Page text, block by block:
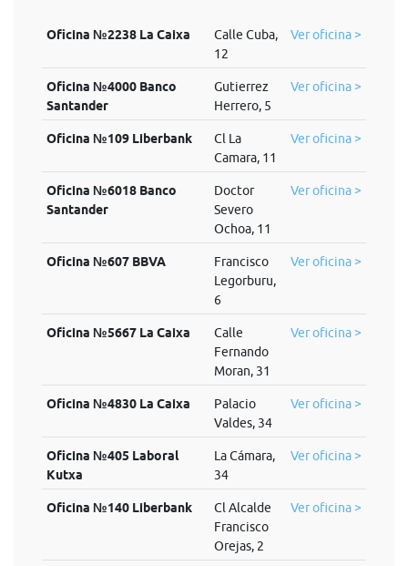
Oficina №2238 La Caixa
Calle Cuba,
12
Ver oficina >
Oficina №4000 Banco
Santander
Gutierrez
Herrero, 5
Ver oficina >
Oficina №109 Liberbank
Cl La
Camara, 11
Ver oficina >
Oficina №6018 Banco
Santander
Doctor
Severo
Ochoa, 11
Ver oficina >
Oficina №607 BBVA
Francisco
Legorburu,
6
Ver oficina >
Oficina №5667 La Caixa
Calle
Fernando
Moran, 31
Ver oficina >
Oficina №4830 La Caixa
Palacio
Valdes, 34
Ver oficina >
Oficina №405 Laboral
Kutxa
La Cámara,
34
Ver oficina >
Oficina №140 Liberbank
Cl Alcalde
Francisco
Orejas, 2
Ver oficina >